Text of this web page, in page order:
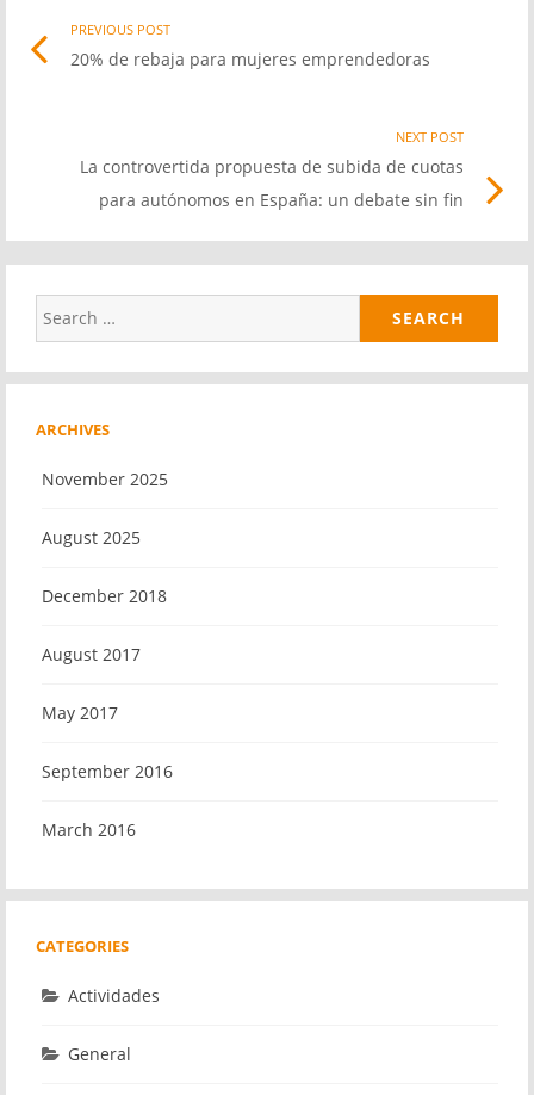
PostPREVIOUS POST
20% de rebaja para mujeres emprendedoras
NEXT POST
La controvertida propuesta de subida de cuotas
para autónomos en España: un debate sin fin
Search
for:
ARCHIVES
November 2025
August 2025
December 2018
August 2017
May 2017
September 2016
March 2016
CATEGORIES
Actividades
General